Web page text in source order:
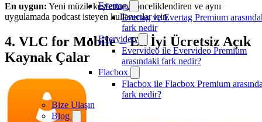
Evertag
Evertag ve Evertag Premium
fark nedir
Evervideo
Evervideo ile Evervideo Premium
arasındaki fark nedir?
Flacbox
Flacbox ile Flacbox Premium
fark nedir?
Bize Ulaşın
Blog
En uygun: Yeni müzik keşfetmeyi önceliklendiren ve aynı
uygulamada podcast isteyen kullanıcılar için.
4. VLC for Mobile – En İyi Ücretsiz Açık
Kaynak Çalar